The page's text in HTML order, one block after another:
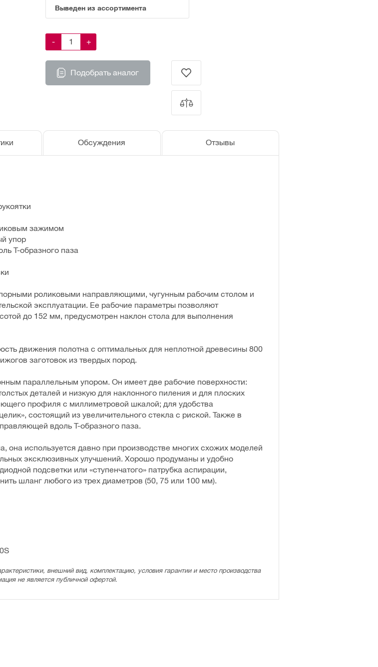
Выведен из ассортимента
- +
Подобрать аналог
Обсуждения Отзывы
зажимом
упор
Т-образного паза
роликовыми направляющими, чугунным рабочим столом и
эксплуатации. Ее рабочие параметры позволяют
до 152 мм, предусмотрен наклон стола для выполнения
движения полотна с оптимальных для неплотной древесины 800
заготовок из твердых пород.
параллельным упором. Он имеет две рабочие поверхности:
деталей и низкую для наклонного пиления и для плоских
профиля с миллиметровой шкалой; для удобства
состоящий из увеличительного стекла с риской. Также в
вдоль Т-образного паза.
она используется давно при производстве многих схожих моделей
эксклюзивных улучшений. Хорошо продуманы и удобно
подсветки или «ступенчатого» патрубка аспирации,
шланг любого из трех диаметров (50, 75 или 100 мм).
внешний вид, комплектацию, условия гарантии и место производства
не является публичной офертой.